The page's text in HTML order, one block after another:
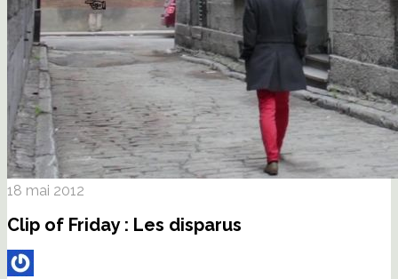
18 mai 2012
Clip of Friday : Les disparus